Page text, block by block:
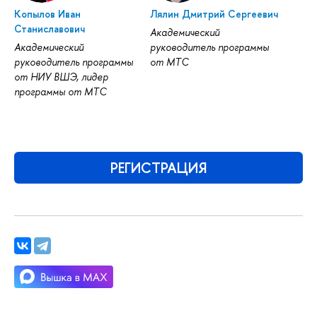
Копылов Иван
Станиславович
Академический
руководитель программы
от НИУ ВШЭ, лидер
программы от МТС
Лялин Дмитрий Сергеевич
Академический
руководитель программы
от МТС
РЕГИСТРАЦИЯ